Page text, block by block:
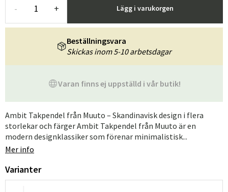
- + Lägg i varukorgen
Varan finns ej uppställd i vår butik!
Beställningsvara
Skickas inom 5-10 arbetsdagar
Ambit Takpendel från Muuto – Skandinavisk design i flera
storlekar och färger Ambit Takpendel från Muuto är en
modern designklassiker som förenar minimalistisk...
Mer info
Varianter